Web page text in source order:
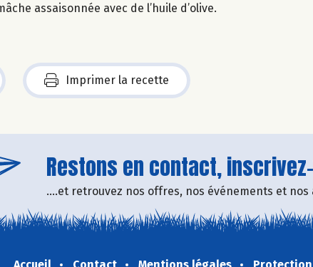
assaisonnée avec de l’huile d’olive.
Imprimer la recette
Restons en contact,
....et retrouvez nos offres, nos événements et nos